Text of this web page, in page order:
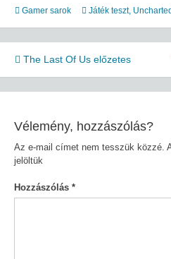
Gamer sarok Játék teszt,
Bejegyzés
navigáció
The Last Of Us előzetes
Vélemény, hozzászólás?
Az e-mail címet nem tesszük közzé.
jelöltük
Hozzászólás *